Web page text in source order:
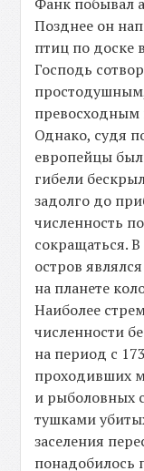
Позднее он
птиц по доске
Господь
превосходным
Однако, судя
европейцы
гибели
задолго до
численность
сокращаться.
остров
на планете
Наиболее
численности
на период с
проходивших
и рыболовных
тушками
заселения
понадобилось